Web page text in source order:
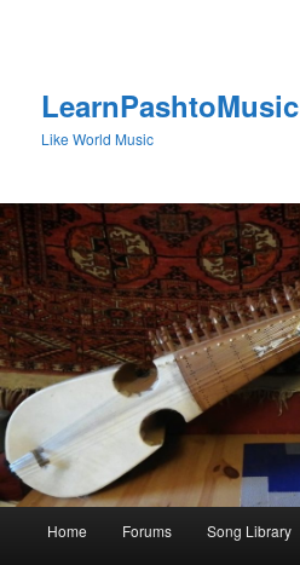
LearnPashtoMusic
Like World Music
Home Forums Song Library